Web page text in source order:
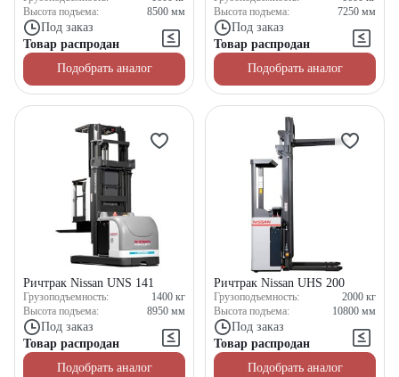
Высота подъема:
8500 мм
Под заказ
Товар распродан
Подобрать аналог
Высота подъема:
7250 мм
Под заказ
Товар распродан
Подобрать аналог
Ричтрак Nissan UNS 141
Грузоподъемность: 1400 кг
Высота подъема:
8950 мм
Под заказ
Товар распродан
Подобрать аналог
Ричтрак Nissan UHS 200
Грузоподъемность: 2000 кг
Высота подъема:
10800 мм
Под заказ
Товар распродан
Подобрать аналог
Ответьте на несколько вопросов — мы предоставим
персональную подборку моделей и лучшие условия
покупки
Получить предложение